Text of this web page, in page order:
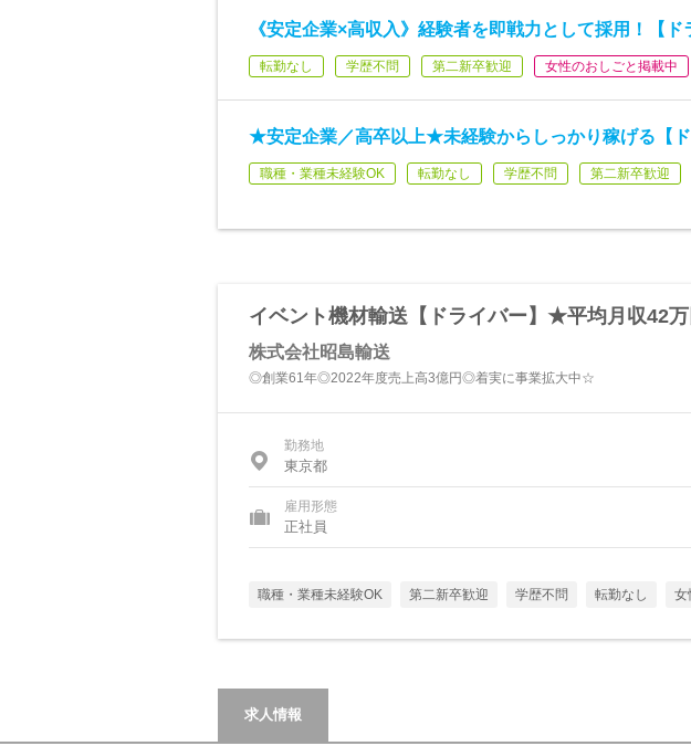
《安定企業×高収入》経験者を即戦力として採用！【ド
転勤なし 学歴不問 第二新卒歓迎 女性のおしごと掲載中
★安定企業／高卒以上★未経験からしっかり稼げる【ド
職種・業種未経験OK 転勤なし 学歴不問 第二新卒歓迎
イベント機材輸送【ドライバー】★平均月収42
株式会社昭島輸送
◎創業61年◎2022年度売上高3億円◎着実に事業拡大中☆
勤務地
東京都
雇用形態
正社員
職種・業種未経験OK 第二新卒歓迎 学歴不問 転勤なし 女
求人情報